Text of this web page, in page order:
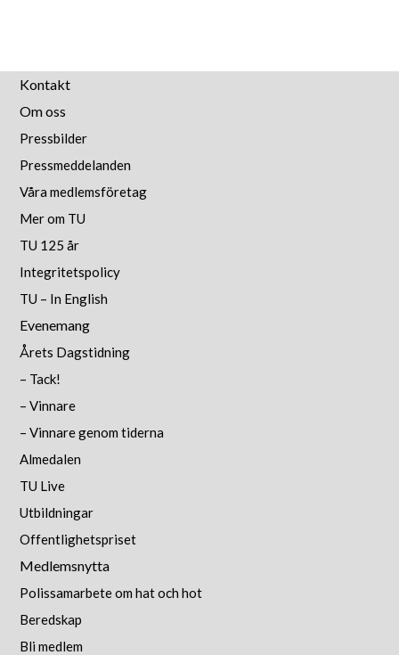
Kontakt
Om oss
Pressbilder
Pressmeddelanden
Våra medlemsföretag
Mer om TU
TU 125 år
Integritetspolicy
TU – In English
Evenemang
Årets Dagstidning
– Tack!
– Vinnare
– Vinnare genom tiderna
Almedalen
TU Live
Utbildningar
Offentlighetspriset
Medlemsnytta
Polissamarbete om hat och hot
Beredskap
Bli medlem